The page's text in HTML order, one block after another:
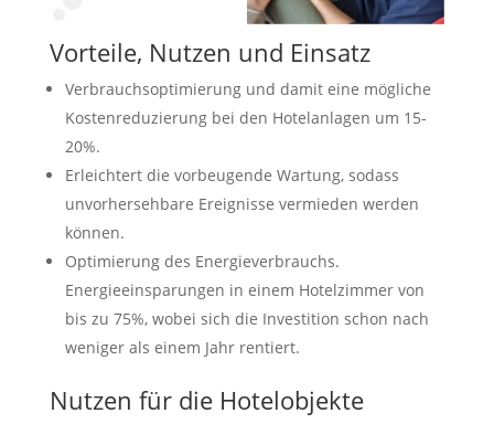
Vorteile, Nutzen und Einsatz
Verbrauchsoptimierung und damit eine mögliche
Kostenreduzierung bei den Hotelanlagen um 15-
20%.
Erleichtert die vorbeugende Wartung, sodass
unvorhersehbare Ereignisse vermieden werden
können.
Optimierung des Energieverbrauchs.
Energieeinsparungen in einem Hotelzimmer von
bis zu 75%, wobei sich die Investition schon nach
weniger als einem Jahr rentiert.
Nutzen für die Hotelobjekte